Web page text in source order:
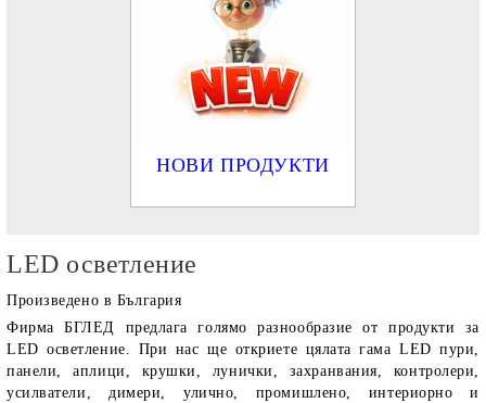
НОВИ ПРОДУКТИ
LED осветление
Произведено в България
ФирмаБГЛЕД
предлага голямо разнообразие от продукти за
LED осветление. При нас ще откриете цялата гама LED пури,
панели, аплици, крушки, лунички, захранвания, контролери,
усилватели, димери, улично, промишлено, интериорно и